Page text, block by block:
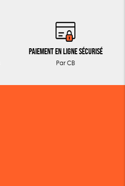
Paiement en ligne sécurisé
Par CB